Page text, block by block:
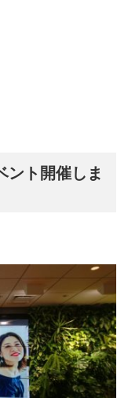
ント開催しま